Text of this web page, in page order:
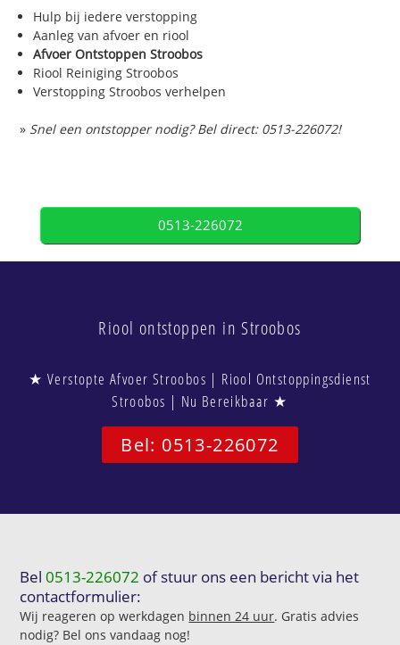
Hulp bij iedere verstopping
Aanleg van afvoer en riool
Afvoer Ontstoppen Stroobos
Riool Reiniging Stroobos
Verstopping Stroobos verhelpen
» Snel een ontstopper nodig? Bel direct: 0513-226072!
0513-226072
Riool ontstoppen in Stroobos
★ Verstopte Afvoer Stroobos | Riool Ontstoppingsdienst
Stroobos | Nu Bereikbaar ★
Bel: 0513-226072
Bel0513-226072 of stuur ons een bericht via het
contactformulier:
Wij reageren op werkdagen binnen 24 uur. Gratis advies
nodig? Bel ons vandaag nog!